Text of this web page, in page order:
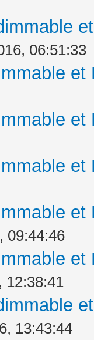
06:51:33
09:44:46
12:38:41
13:43:44